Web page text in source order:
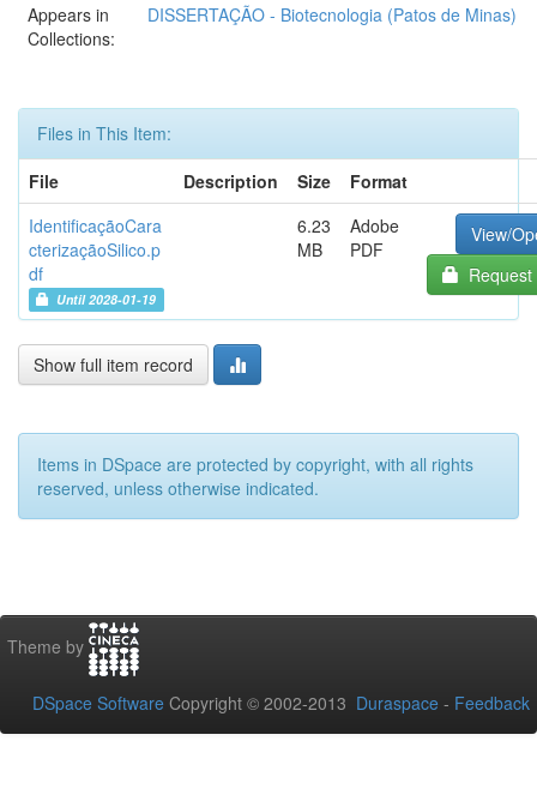
Appears in
Collections:
DISSERTAÇÃO - Biotecnologia (Patos de Minas)
Files in This Item:
File
Description Size
Format
IdentificaçãoCara
cterizaçãoSilico.p
df
Until 2028-01-19
6.23
MB
Adobe
PDF
View/
Show full item record
Items in DSpace are protected by copyright, with all rights
reserved, unless otherwise indicated.
Theme by
DSpace Software Copyright © 2002-2013 Duraspace - Feedback